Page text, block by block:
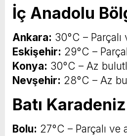
İç Anadolu
Ankara: 30°C –
Eskişehir: 29°C –
Konya: 30°C – Az
Nevşehir: 28°C – Az
Batı
Bolu: 27°C – Parçalı ve